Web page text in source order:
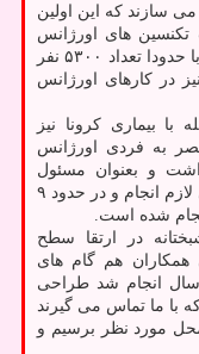
سازند که این اولین
های اورژانس
۱۱۵ اضافه خواهد شد. جذب نیروی انسانی با حدودا تعداد ۵۳۰۰ نفر
گردد نیز در کارهای اورژانس
اورژانس ۱۱۵ در مقابله با بیماری کرونا نیز
به فردی اورژانس
و بعنوان مسئول
قرارگاه پشتیبانی شهید سلیمانی پیگیری های لازم انجام و در حدود ۹
شده است.
در ارتقا سطح
هم گام های
سال انجام شد طراحی
با ما تماس می گیرند
مورد نظر برسیم و